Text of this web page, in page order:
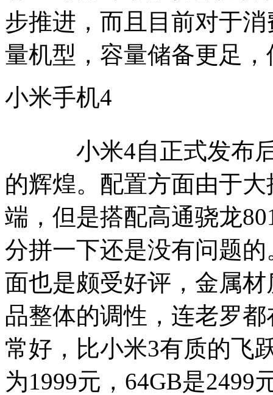
步推进，而且目前对于
量机型，容量储备更足
小米手机4
小米4自正式发布后
的辉煌。配置方面由于
端，但是搭配高通骁龙
分拼一下还是没有问题
面也是颇受好评，金属
品整体的调性，连老罗
常好，比小米3有质的飞
为1999元，64GB是2499